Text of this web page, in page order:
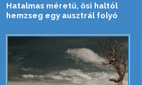
Hatalmas méretű, ősi haltól
hemzseg egy ausztrál folyó